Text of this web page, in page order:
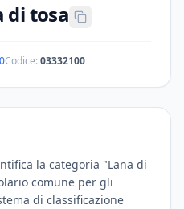
di tosa
Codice:03332100
la categoria "Lana di
comune per gli
di classificazione